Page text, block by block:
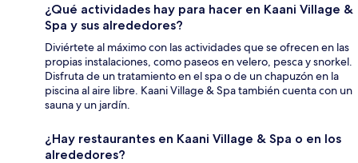
¿Qué actividades hay para hacer en Kaani Village &
Spa y sus alrededores?
Diviértete al máximo con las actividades que se ofrecen en las
propias instalaciones, como paseos en velero, pesca y snorkel.
Disfruta de un tratamiento en el spa o de un chapuzón en la
piscina al aire libre. Kaani Village & Spa también cuenta con un
sauna y un jardín.
¿Hay restaurantes en Kaani Village & Spa o en los
alrededores?